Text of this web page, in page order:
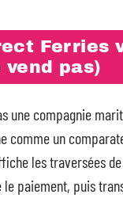
Ferries
vend pas)
une compagnie
comme un
les traversées
le paiement, puis